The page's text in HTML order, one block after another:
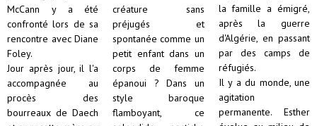
McCann y a été
confronté lors de sa
rencontre avec Diane
Foley.
Jour après jour, il l'a
accompagnée au
procès des
bourreaux de Daech
créature sans
préjugés et
spontanée comme un
petit enfant dans un
corps de femme
épanoui ? Dans un
style baroque
flamboyant, ce
la famille a émigré,
après la guerre
d'Algérie, en passant
par des camps de
réfugiés.
Il y a du monde, une
agitation
permanente. Esther